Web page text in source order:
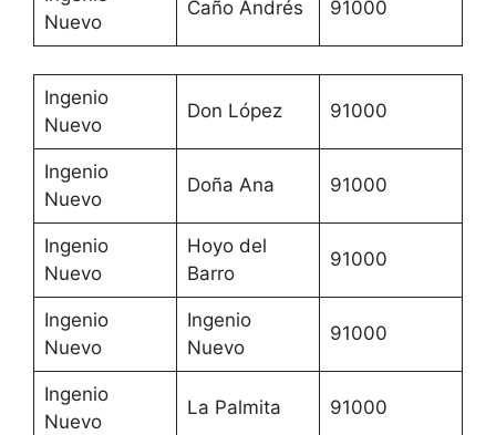
Nuevo
Caño Andrés 91000
Ingenio
Nuevo
Don López 91000
Ingenio
Nuevo
Doña Ana 91000
Ingenio
Nuevo
Hoyo del
Barro
91000
Ingenio
Nuevo
Ingenio
Nuevo
91000
Ingenio
Nuevo
La Palmita 91000